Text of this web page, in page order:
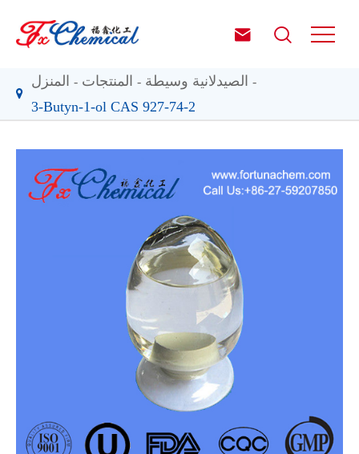
 
المنزل المنتجات
الصيدلانية وسيطة
3-Butyn-1-ol CAS 927-74-2